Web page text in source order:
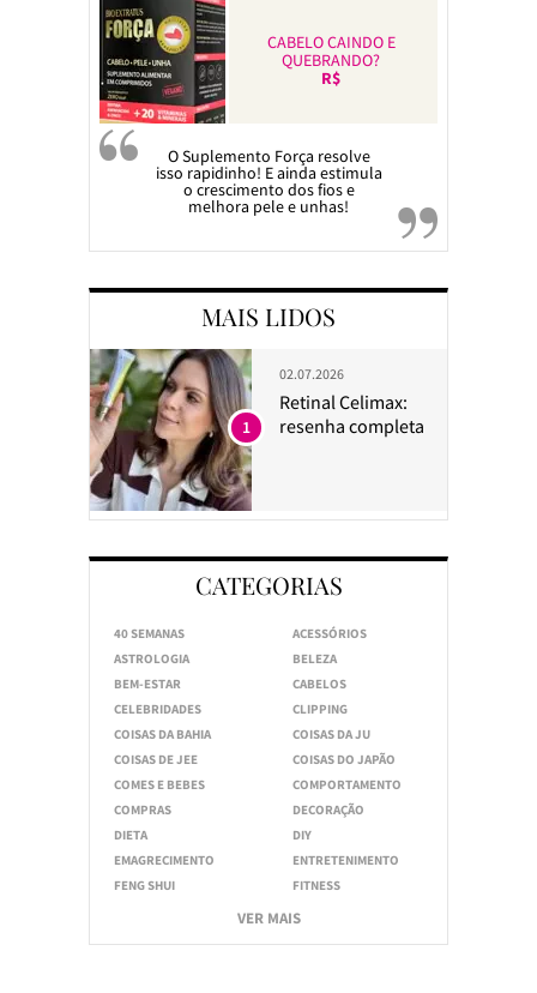
CABELO CAINDO E
QUEBRANDO?
R$
O Suplemento Força resolve
isso rapidinho! E ainda estimula
o crescimento dos fios e
melhora pele e unhas!
MAIS LIDOS
02.07.2026
Retinal Celimax:
resenha completa
1
CATEGORIAS
40 SEMANAS
ACESSÓRIOS
ASTROLOGIA
BELEZA
BEM-ESTAR
CABELOS
CELEBRIDADES
CLIPPING
COISAS DA BAHIA
COISAS DA JU
COISAS DE JEE
COISAS DO JAPÃO
COMES E BEBES
COMPORTAMENTO
COMPRAS
DECORAÇÃO
DIETA
DIY
EMAGRECIMENTO
ENTRETENIMENTO
FENG SHUI
FITNESS
VER MAIS